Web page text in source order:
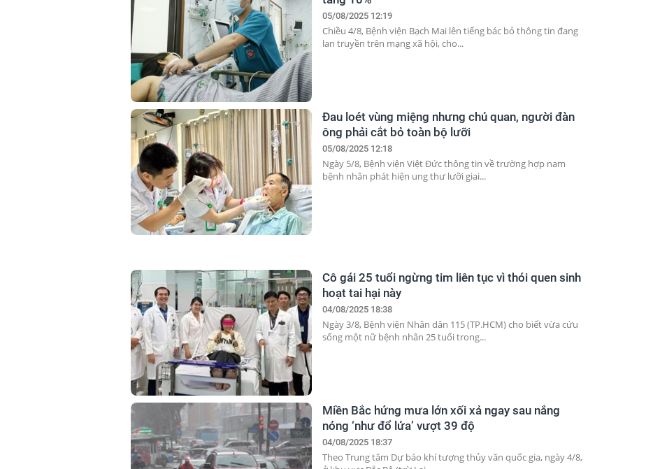
05/08/2025 12:19
Chiều 4/8, Bệnh viện Bạch Mai lên tiếng bác bỏ thông tin đang
lan truyền trên mạng xã hội, cho...
Đau loét vùng miệng nhưng chủ quan, người đàn
ông phải cắt bỏ toàn bộ lưỡi
05/08/2025 12:18
Ngày 5/8, Bệnh viện Việt Đức thông tin về trường hợp nam
bệnh nhân phát hiện ung thư lưỡi giai...
Cô gái 25 tuổi ngừng tim liên tục vì thói quen sinh
hoạt tai hại này
04/08/2025 18:38
Ngày 3/8, Bệnh viện Nhân dân 115 (TP.HCM) cho biết vừa cứu
sống một nữ bệnh nhân 25 tuổi trong...
Miền Bắc hứng mưa lớn xối xả ngay sau nắng
nóng ‘như đổ lửa’ vượt 39 độ
04/08/2025 18:37
Theo Trung tâm Dự báo khí tượng thủy văn quốc gia, ngày 4/8,